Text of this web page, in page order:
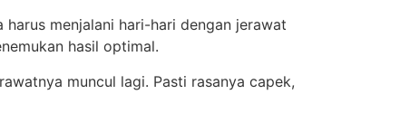
menjalani hari-hari dengan jerawat
hasil optimal.
muncul lagi. Pasti rasanya capek,